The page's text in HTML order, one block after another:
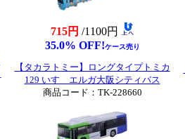
715円 /1100円
35.0% OFF!ケース売り
【タカラトミー】ロングタイプトミカ
129 いすゞエルガ大阪シティバス
商品コード：TK-228660